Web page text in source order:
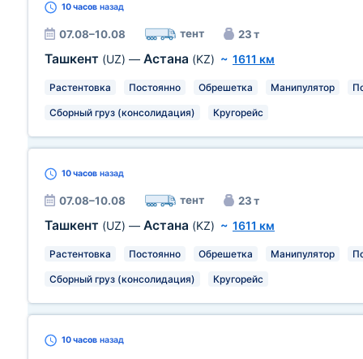
10 часов назад
07.08–10.08 тент 23 т
Ташкент (UZ) — Астана (KZ) ~ 1611 км
Растентовка Постоянно Обрешетка Манипулятор
Сборный груз (консолидация) Кругорейс
10 часов назад
07.08–10.08 тент 23 т
Ташкент (UZ) — Астана (KZ) ~ 1611 км
Растентовка Постоянно Обрешетка Манипулятор
Сборный груз (консолидация) Кругорейс
10 часов назад